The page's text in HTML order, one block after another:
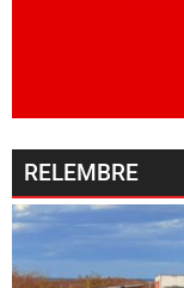
RELEMBRE